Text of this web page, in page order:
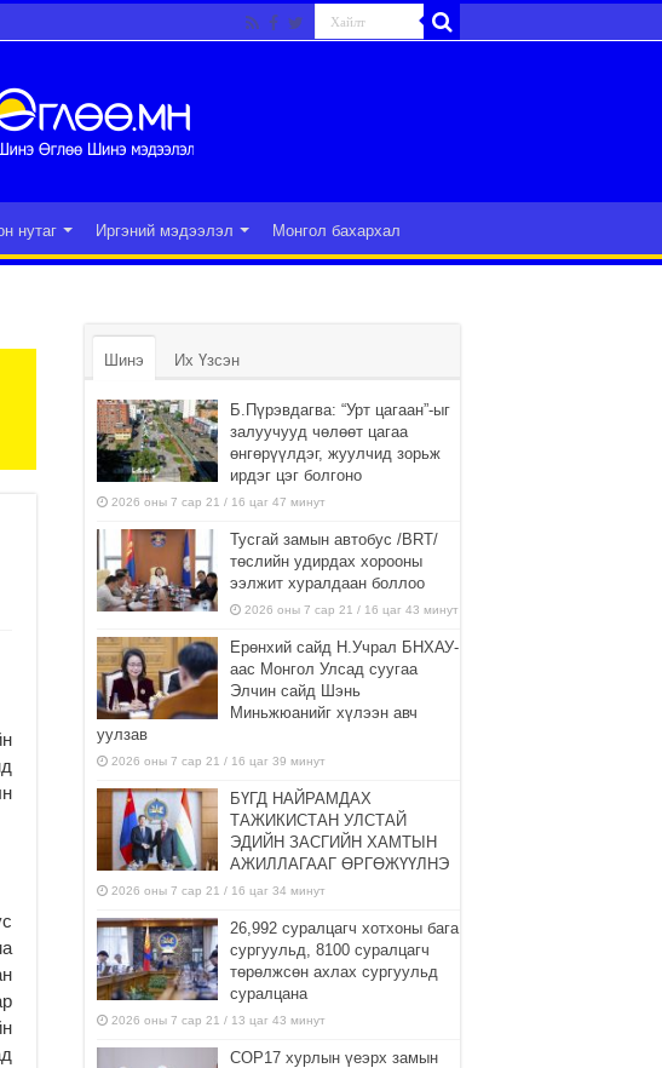
нутаг Иргэний мэдээлэл Монгол бахархал
Шинэ Их Үзсэн
Б.Пүрэвдагва: “Урт цагаан”-ыг
залуучууд чөлөөт цагаа
өнгөрүүлдэг, жуулчид зорьж
ирдэг цэг болгоно
2026 оны 7 сар 21 / 16 цаг 47 минут
Тусгай замын автобус /BRT/
төслийн удирдах хорооны
ээлжит хуралдаан боллоо
2026 оны 7 сар 21 / 16 цаг 43 минут
Ерөнхий сайд Н.Учрал БНХАУ-
аас Монгол Улсад суугаа
Элчин сайд Шэнь
Миньжюанийг хүлээн авч
уулзав
2026 оны 7 сар 21 / 16 цаг 39 минут
БҮГД НАЙРАМДАХ
ТАЖИКИСТАН УЛСТАЙ
ЭДИЙН ЗАСГИЙН ХАМТЫН
АЖИЛЛАГААГ ӨРГӨЖҮҮЛНЭ
2026 оны 7 сар 21 / 16 цаг 34 минут
26,992 суралцагч хотхоны бага
сургуульд, 8100 суралцагч
төрөлжсөн ахлах сургуульд
суралцана
2026 оны 7 сар 21 / 13 цаг 43 минут
COP17 хурлын үеэрх замын